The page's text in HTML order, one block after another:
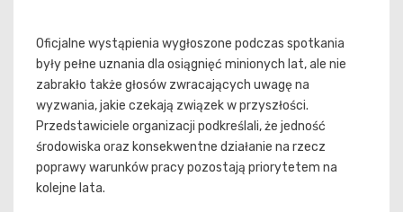
Oficjalne wystąpienia wygłoszone podczas spotkania
były pełne uznania dla osiągnięć minionych lat, ale nie
zabrakło także głosów zwracających uwagę na
wyzwania, jakie czekają związek w przyszłości.
Przedstawiciele organizacji podkreślali, że jedność
środowiska oraz konsekwentne działanie na rzecz
poprawy warunków pracy pozostają priorytetem na
kolejne lata.